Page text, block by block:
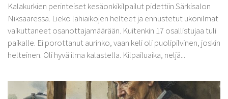
Kalakurkien perinteiset kesäonkikilpailut pidettiin Särkisalon
Niksaaressa. Liekö lähiaikojen helteet ja ennustetut ukonilmat
vaikuttaneet osanottajamäärään. Kuitenkin 17 osallistujaa tuli
paikalle. Ei porottanut aurinko, vaan keli oli puolipilvinen, joskin
helteinen. Oli hyvä ilma kalastella. Kilpailuaika, neljä...